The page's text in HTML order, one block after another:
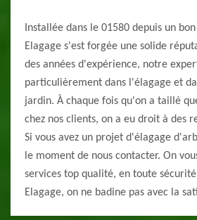
Installée dans le 01580 depuis un
Elagage s'est forgée une solide
des années d'expérience, notre
particulièrement dans l'élagage et
jardin. À chaque fois qu'on a taillé
chez nos clients, on a eu droit à des
Si vous avez un projet d'élagage
le moment de nous contacter. On
services top qualité, en toute
Elagage, on ne badine pas avec la